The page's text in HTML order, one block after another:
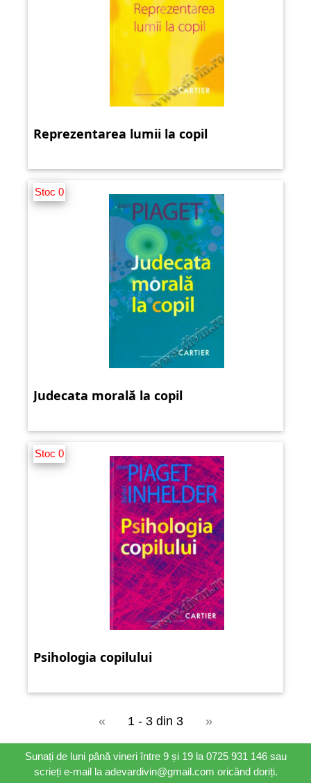
Reprezentarea lumii la copil
Stoc 0
Judecata morală la copil
Stoc 0
Psihologia copilului
« 1 - 3 din 3 »
Sunați de luni până vineri între 9 și 19 la 0725 931 146 sau
scrieți e-mail la adevardivin@gmail.com oricând doriți.